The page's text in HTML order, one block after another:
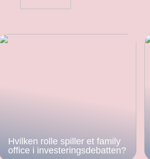
Hvilken rolle spiller et family
office i investeringsdebatten?